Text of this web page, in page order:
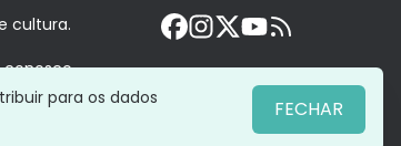
cultura.
conosco
para os dados
FECHAR